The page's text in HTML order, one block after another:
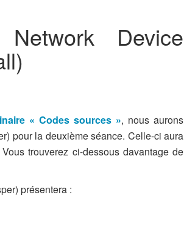
Device
« Codes sources », nous aurons
pour la deuxième séance. Celle-ci aura
trouverez ci-dessous davantage de
présentera :